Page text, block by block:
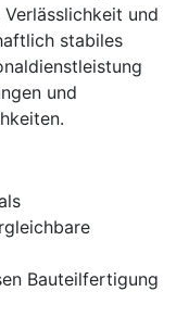
und
stabiles
und
Bauteilfertigung